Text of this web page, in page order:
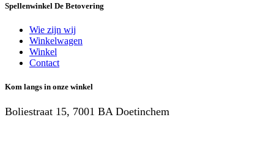
Spellenwinkel De Betover​ing
Wie zijn wij
Winkelwagen
Winkel
Contact
Kom langs in onze winkel
Boliestraat 15, 7001 BA Doetinchem